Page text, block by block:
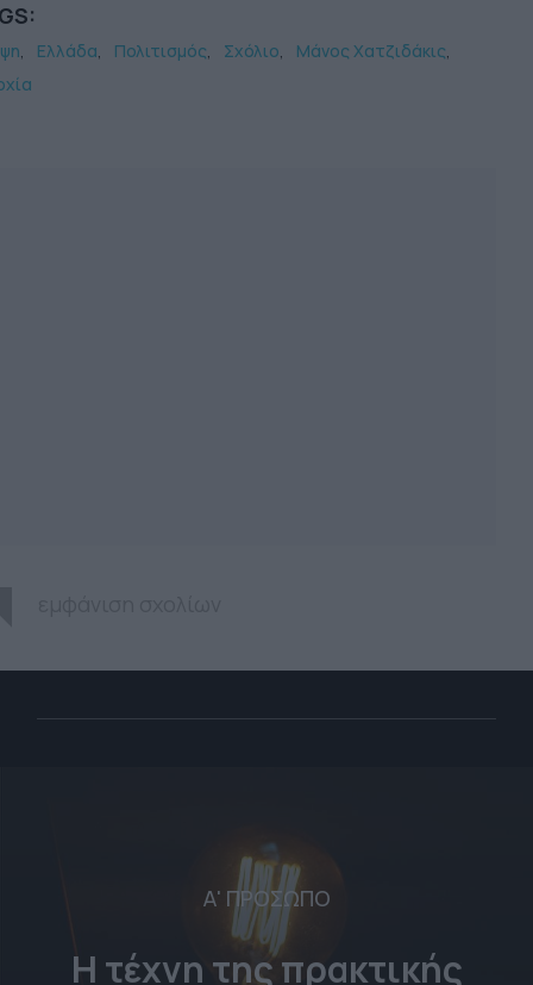
Ελλάδα Πολιτισμός Σχόλιο
Μάνος Χατζιδάκις
Α' ΠΡΟΣΩΠΟ
Η τέχνη της πρακτικής